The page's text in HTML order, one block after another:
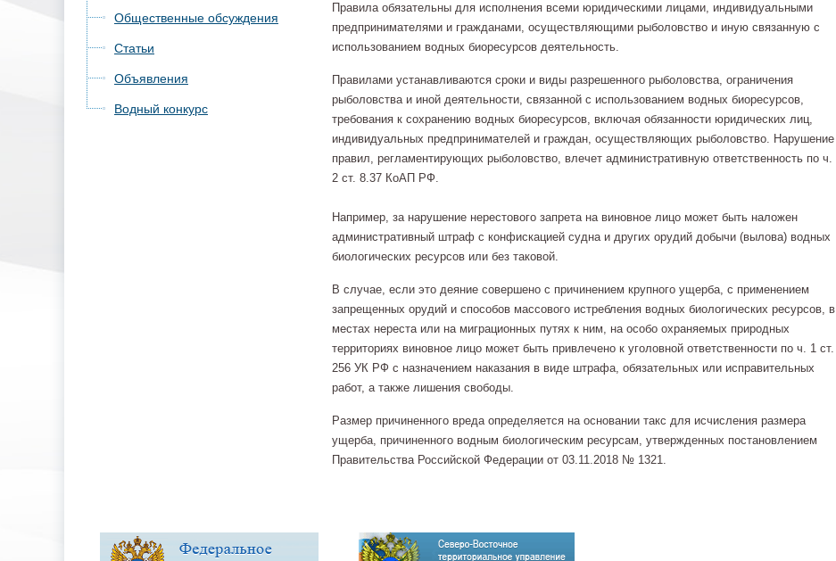
Общественные обсуждения
Статьи
Объявления
Водный конкурс
Правила обязательны для исполнения всеми юридическими лицами, индивидуальными
предпринимателями и гражданами, осуществляющими рыболовство и иную связанную с
использованием водных биоресурсов деятельность.
Правилами устанавливаются сроки и виды разрешенного рыболовства, ограничения
рыболовства и иной деятельности, связанной с использованием водных биоресурсов,
требования к сохранению водных биоресурсов, включая обязанности юридических лиц,
индивидуальных предпринимателей и граждан, осуществляющих рыболовство. Нарушение
правил, регламентирующих рыболовство, влечет административную ответственность по ч.
2 ст. 8.37 КоАП РФ.
Например, за нарушение нерестового запрета на виновное лицо может быть наложен
административный штраф с конфискацией судна и других орудий добычи (вылова) водных
биологических ресурсов или без таковой.
В случае, если это деяние совершено с причинением крупного ущерба, с применением
запрещенных орудий и способов массового истребления водных биологических ресурсов, в
местах нереста или на миграционных путях к ним, на особо охраняемых природных
территориях виновное лицо может быть привлечено к уголовной ответственности по ч. 1 ст.
256 УК РФ с назначением наказания в виде штрафа, обязательных или исправительных
работ, а также лишения свободы.
Размер причиненного вреда определяется на основании такс для исчисления размера
ущерба, причиненного водным биологическим ресурсам, утвержденных постановлением
Правительства Российской Федерации от 03.11.2018 № 1321.